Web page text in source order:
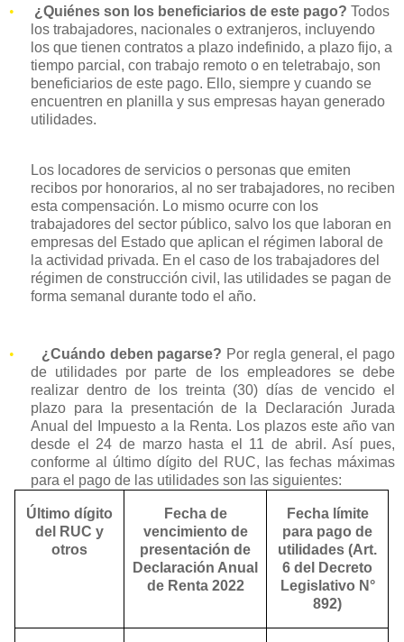
• ¿Quiénes son los beneficiarios de este pago? Todos
los trabajadores, nacionales o extranjeros, incluyendo
los que tienen contratos a plazo indefinido, a plazo fijo, a
tiempo parcial, con trabajo remoto o en teletrabajo, son
beneficiarios de este pago. Ello, siempre y cuando se
encuentren en planilla y sus empresas hayan generado
utilidades.
Los locadores de servicios o personas que emiten
recibos por honorarios, al no ser trabajadores, no reciben
esta compensación. Lo mismo ocurre con los
trabajadores del sector público, salvo los que laboran en
empresas del Estado que aplican el régimen laboral de
la actividad privada. En el caso de los trabajadores del
régimen de construcción civil, las utilidades se pagan de
forma semanal durante todo el año.
• ¿Cuándo deben pagarse? Por regla general, el pago
de utilidades por parte de los empleadores se debe
realizar dentro de los treinta (30) días de vencido el
plazo para la presentación de la Declaración Jurada
Anual del Impuesto a la Renta. Los plazos este año van
desde el 24 de marzo hasta el 11 de abril. Así pues,
conforme al último dígito del RUC, las fechas máximas
para el pago de las utilidades son las siguientes:
Último dígito
del RUC y
otros
Fecha de
vencimiento de
presentación de
Declaración Anual
de Renta 2022
Fecha límite
para pago de
utilidades (Art.
6 del Decreto
Legislativo N°
892)